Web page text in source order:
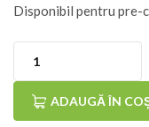
Disponibil pentru pre-
PompăADAUGĂ ÎN